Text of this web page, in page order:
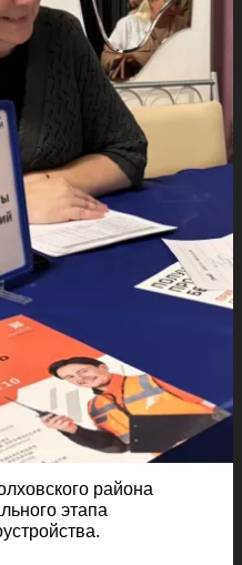
района
этапа